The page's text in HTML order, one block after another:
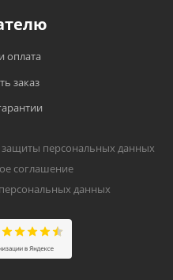
оплата
заказ
защиты персональных данных
соглашение
данных